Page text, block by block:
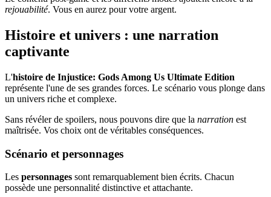
rejouabilité. Vous en aurez pour votre argent.
Histoire et univers : une narration
captivante
L'histoire de Injustice: Gods Among Us Ultimate Edition
représente l'une de ses grandes forces. Le scénario vous plonge dans
un univers riche et complexe.
Sans révéler de spoilers, nous pouvons dire que la narration est
maîtrisée. Vos choix ont de véritables conséquences.
Scénario et personnages
Les personnages sont remarquablement bien écrits. Chacun
possède une personnalité distinctive et attachante.